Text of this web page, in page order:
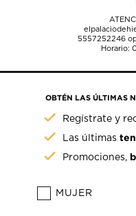
5557252246
Horario:
OBTÉN LAS ÚLTIMAS
Regístrate y
Las últimas
Promociones,
MUJER